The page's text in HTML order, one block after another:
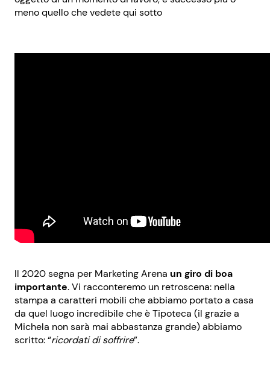
meno quello che vedete qui sotto
Il 2020 segna per Marketing Arena un giro di boa
importante. Vi racconteremo un retroscena: nella
stampa a caratteri mobili che abbiamo portato a casa
da quel luogo incredibile che è Tipoteca (il grazie a
Michela non sarà mai abbastanza grande) abbiamo
scritto: “ricordati di soffrire”.